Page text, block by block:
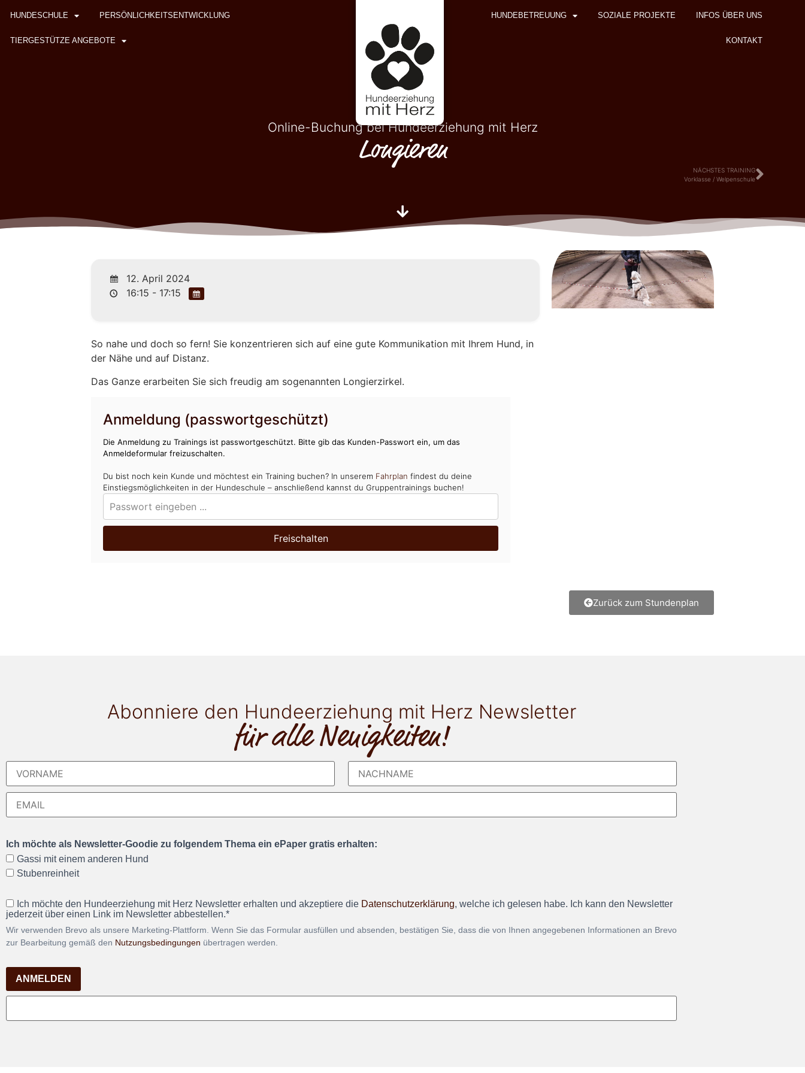
HUNDESCHULE PERSÖNLICHKEITSENTWICKLUNG
TIERGESTÜTZE ANGEBOTE
HUNDEBETREUUNG SOZIALE PROJEKTE INFOS ÜBER UNS
KONTAKT
Online-Buchung bei Hundeerziehung mit Herz
Longieren
NÄCHSTES TRAINING
Vorklasse / Welpenschule
12. April 2024
16:15 - 17:15
So nahe und doch so fern! Sie konzentrieren sich auf eine gute Kommunikation mit Ihrem Hund, in
der Nähe und auf Distanz.
Das Ganze erarbeiten Sie sich freudig am sogenannten Longierzirkel.
Anmeldung (passwortgeschützt)
Die Anmeldung zu Trainings ist passwortgeschützt. Bitte gib das Kunden-Passwort ein, um das
Anmeldeformular freizuschalten.
Du bist noch kein Kunde und möchtest ein Training buchen? In unserem Fahrplan findest du deine
Einstiegsmöglichkeiten in der Hundeschule – anschließend kannst du Gruppentrainings buchen!
Freischalten
Zurück zum Stundenplan
Abonniere den Hundeerziehung mit Herz Newsletter
für alle Neuigkeiten!
Ich möchte als Newsletter-Goodie zu folgendem Thema ein ePaper gratis erhalten:
Gassi mit einem anderen Hund
Stubenreinheit
Ich möchte den Hundeerziehung mit Herz Newsletter erhalten und akzeptiere die Datenschutzerklärung, welche ich gelesen habe. Ich kann den Newsletter
jederzeit über einen Link im Newsletter abbestellen.*
Wir verwenden Brevo als unsere Marketing-Plattform. Wenn Sie das Formular ausfüllen und absenden, bestätigen Sie, dass die von Ihnen angegebenen Informationen an Brevo
zur Bearbeitung gemäß den Nutzungsbedingungen übertragen werden.
ANMELDEN